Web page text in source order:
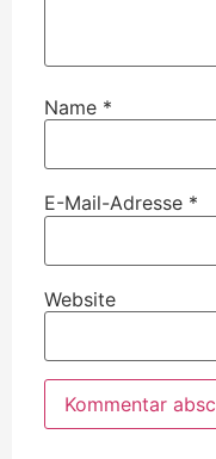
Name *
E-Mail-Adresse *
Website